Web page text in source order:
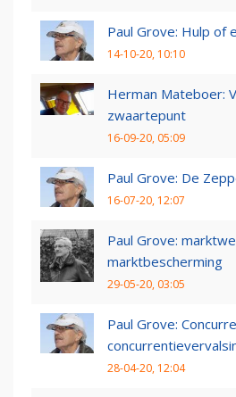
Paul Grove: Hulp of
14-10-20, 10:10
Herman Mateboer:
zwaartepunt
16-09-20, 05:09
Paul Grove: De
16-07-20, 12:07
Paul Grove:
marktbescherming
29-05-20, 03:05
Paul Grove:
28-04-20, 12:04